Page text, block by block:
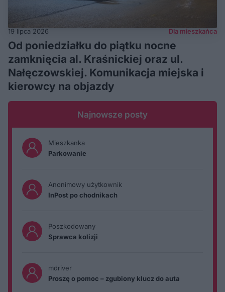
19 lipca 2026 Dla mieszkańca
Od poniedziałku do piątku nocne
zamknięcia al. Kraśnickiej oraz ul.
Nałęczowskiej. Komunikacja miejska i
kierowcy na objazdy
Najnowsze posty
Mieszkanka
Parkowanie
Anonimowy użytkownik
InPost po chodnikach
Poszkodowany
Sprawca kolizji
mdriver
Proszę o pomoc – zgubiony klucz do auta